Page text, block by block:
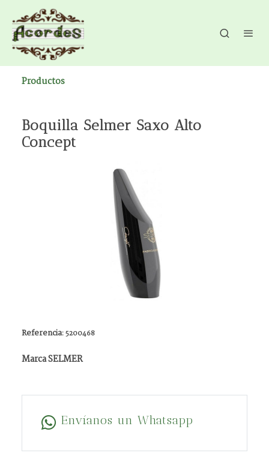
Productos
Boquilla Selmer Saxo Alto
Concept
Referencia:5200468
Marca SELMER
Envíanos un Whatsapp